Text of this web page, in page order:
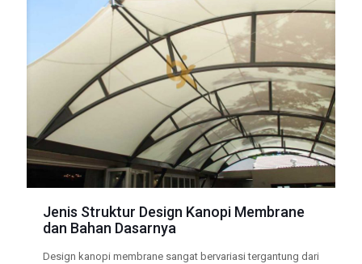
Jenis Struktur Design Kanopi Membrane
dan Bahan Dasarnya
Design kanopi membrane sangat bervariasi tergantung dari